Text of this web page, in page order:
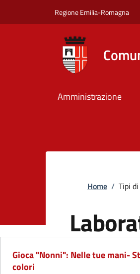
Regione Emilia-Romagna
Amministrazione
Home / Tipi
Gioca "Nonni": Nelle tue mani-
colori